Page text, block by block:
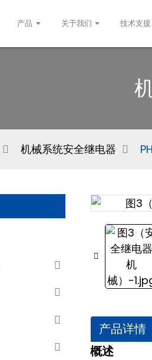
产品 关于我们 技术支援
机械系统安全继电器
产品详情
概述